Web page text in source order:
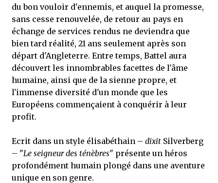
du bon vouloir d'ennemis, et auquel la promesse,
sans cesse renouvelée, de retour au pays en
échange de services rendus ne deviendra que
bien tard réalité, 21 ans seulement après son
départ d'Angleterre. Entre temps, Battel aura
découvert les innombrables facettes de l'âme
humaine, ainsi que de la sienne propre, et
l'immense diversité d'un monde que les
Européens commençaient à conquérir à leur
profit.
Ecrit dans un style élisabéthain – dixit Silverberg
– "Le seigneur des ténèbres" présente un héros
profondément humain plongé dans une aventure
unique en son genre.